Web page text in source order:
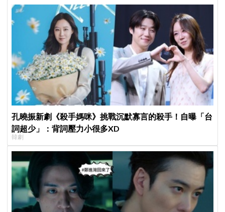
傳、逆襲Melon第一
孔曉振新劇《殺手媽咪》挑戰沉默寡言的殺手！自曝「台
詞超少」：背詞壓力小很多XD
韓劇